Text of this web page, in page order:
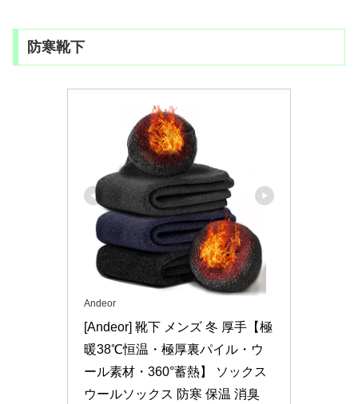
防寒靴下
Andeor
[Andeor] 靴下 メンズ 冬 厚手【極
暖38℃恒温・極厚裏パイル・ウ
ール素材・360°蓄熱】 ソックス
ウールソックス 防寒 保温 消臭